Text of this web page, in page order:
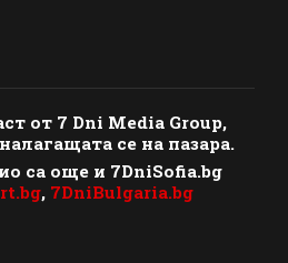
от 7 Dni Media Group,
се на пазара.
са още и 7DniSofia.bg
, 7DniBulgaria.bg